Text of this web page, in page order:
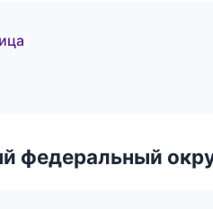
федеральный